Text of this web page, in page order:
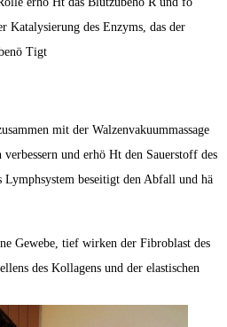
Katalysierung des Enzyms, das der
Tigt
mit der Walzenvakuummassage
und erhö Ht den Sauerstoff des
beseitigt den Abfall und hä
Gewebe, tief wirken der Fibroblast des
des Kollagens und der elastischen